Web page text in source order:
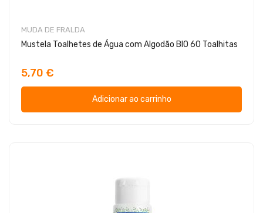
MUDA DE FRALDA
Mustela Toalhetes de Água com Algodão BIO 60 Toalhitas
5,70 €
Adicionar ao carrinho